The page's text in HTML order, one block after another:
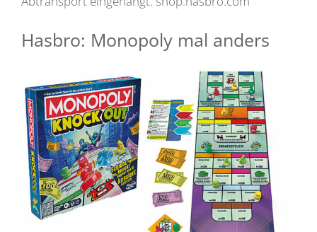
Hasbro: Monopoly mal anders